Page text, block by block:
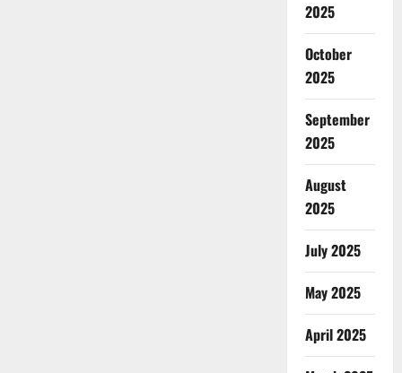
2025
October
2025
September
2025
August
2025
July 2025
May 2025
April 2025